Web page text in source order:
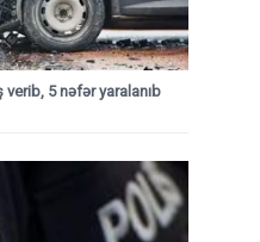
verib, 5 nəfər yaralanıb